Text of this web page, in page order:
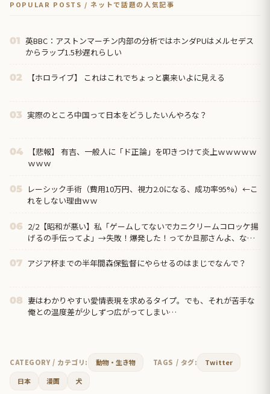
POPULAR POSTS / ネットで話題の人気記事
01 英BBC：アストンマーチン内部の分析ではホンダPUはメルセデス
からラップ1.5秒遅れらしい
02 【ホロライブ】 これはこれでちょっと裏来いよに見える
03 実際のところ中国って日本をどうしたいんやろな？
04
【悲報】 有吉、一般人に「ド正論」を叩きつけて炎上ｗｗｗｗｗ
ｗｗｗ
05
レーシック手術（費用10万円、視力2.0になる、成功率95%）←こ
れをしない理由ｗｗ
06 2/2【昭和が悪い】私「ゲームしてないでカニクリームコロッケ揚
げるの手伝ってよ」→失敗！爆発した！ってか旦那さんよ、なん
07 アジア杯までの半年間森保監督にやらせるのはまじでなんで？
08 妻はわかりやすい愛情表現を求めるタイプ。でも、それが苦手な
俺との温度差が少しずつ広がってしまい…
CATEGORY / カテゴリ: 動物・生き物 TAGS / タグ:
Twitter
日本
漫画 犬